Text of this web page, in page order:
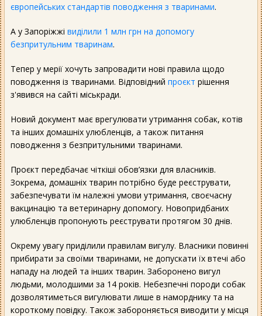
європейських стандартів поводження з тваринами.
А у Запоріжжі виділили 1 млн грн на допомогу
безпритульним тваринам.
Тепер у мерії хочуть запровадити нові правила щодо
поводження із тваринами. Відповідний проєкт рішення
з'явився на сайті міськради.
Новий документ має врегулювати утримання собак, котів
та інших домашніх улюбленців, а також питання
поводження з безпритульними тваринами.
Проєкт передбачає чіткіші обов’язки для власників.
Зокрема, домашніх тварин потрібно буде реєструвати,
забезпечувати їм належні умови утримання, своєчасну
вакцинацію та ветеринарну допомогу. Новопридбаних
улюбленців пропонують реєструвати протягом 30 днів.
Окрему увагу приділили правилам вигулу. Власники повинні
прибирати за своїми тваринами, не допускати їх втечі або
нападу на людей та інших тварин. Заборонено вигул
людьми, молодшими за 14 років. Небезпечні породи собак
дозволятиметься вигулювати лише в наморднику та на
короткому повідку. Також забороняється виводити у місця